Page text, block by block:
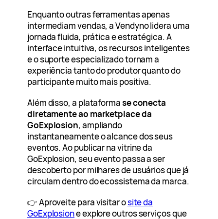
Enquanto outras ferramentas apenas
intermediam vendas, a Vendyno lidera uma
jornada fluida, prática e estratégica. A
interface intuitiva, os recursos inteligentes
e o suporte especializado tornam a
experiência tanto do produtor quanto do
participante muito mais positiva.
Além disso, a plataformase conecta
diretamente ao marketplace da
GoExplosion, ampliando
instantaneamente o alcance dos seus
eventos. Ao publicar na vitrine da
GoExplosion, seu evento passa a ser
descoberto por milhares de usuários que já
circulam dentro do ecossistema da marca.
👉 Aproveite para visitar osite da
GoExplosione explore outros serviços que